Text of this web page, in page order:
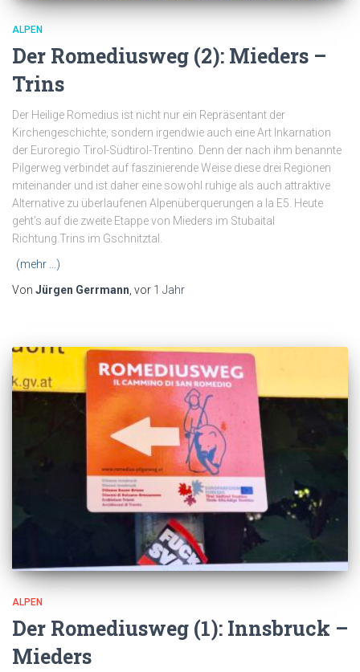
ALPEN
Der Romediusweg (2): Mieders –
Trins
Der Heilige Romedius ist nicht nur ein Repräsentant der
Kirchengeschichte, sondern irgendwie auch eine Art Inkarnation
der Euroregio Tirol-Südtirol-Trentino. Denn der nach ihm benannte
Pilgerweg verbindet auf faszinierende Weise diese drei Regionen
miteinander und ist daher eine sowohl ruhige als auch attraktive
Alternative zu überlaufenen Alpenüberquerungen a la E5. Heute
geht’s auf die zweite Etappe von Mieders im Stubaital
Richtung.Trins im Gschnitztal.
(mehr …)
Von Jürgen Gerrmann, vor 1 Jahr
ALPEN
Der Romediusweg (1): Innsbruck –
Mieders